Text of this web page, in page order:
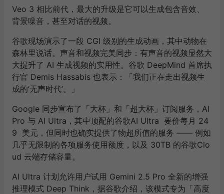
Veo 3 相比前代，最大的升级是它可以生成包含音效、
背景噪音，甚至对话的视频。
谷歌现场演示了一段 CGI 级别的生成动画，其中动物在
森林里说话。声音和视频完美同步：有声音的视频显然大
大提升了 AI 生成视频的实用性。谷歌 DeepMind 首席执
行官 Demis Hassabis 也表示：「我们正在走出视频生
成的‘无声时代’。」
Google 同步宣布了「大杯」和「超大杯」订阅服务，AI
Pro 与 AI Ultra，其中顶配的谷歌AI Ultra 要价每月 24
9 美元，但同时也确实提供了物超所值的服务 —— 例如
几乎无限制的各项服务使用额度，以及 30TB 的谷歌Clo
ud 云端存储容量。
AI Ultra 计划允许用户试用 Gemini 2.5 Pro 全新的增强
推理模式 Deep Think，据谷歌介绍，该模式专为「高度